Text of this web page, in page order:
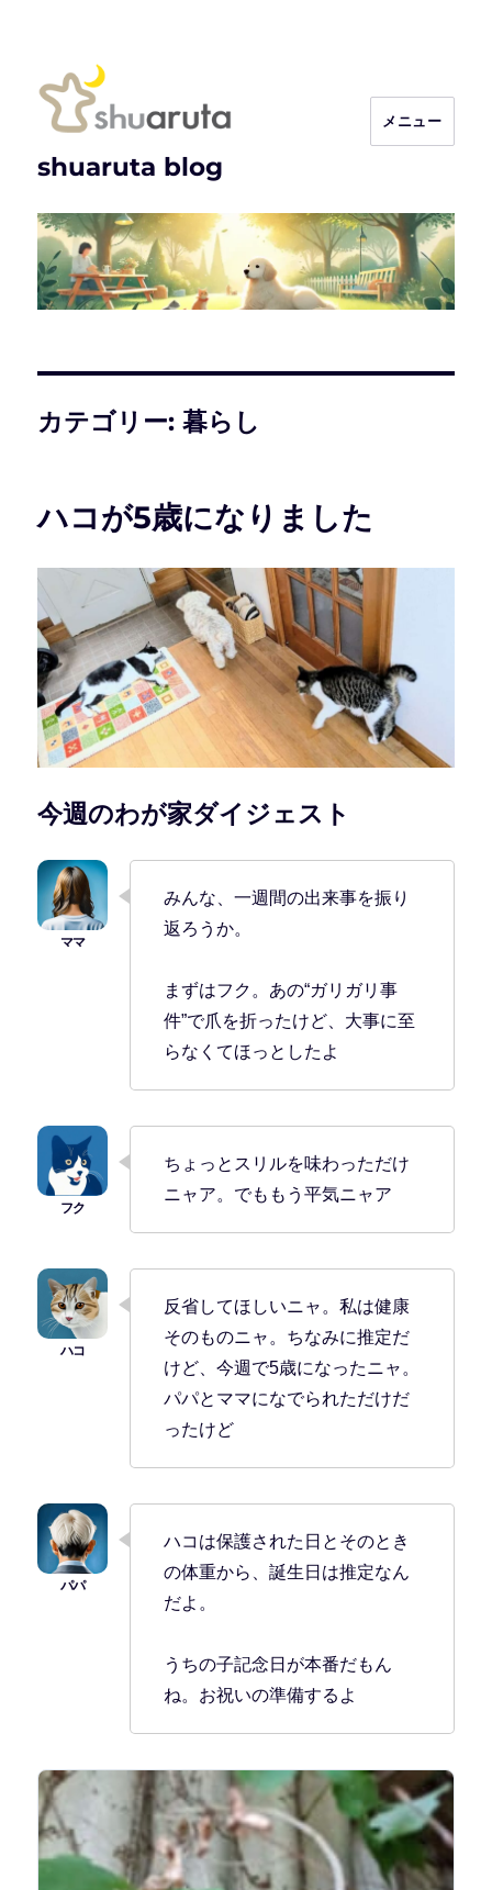
shuaruta blog
メニュー
カテゴリー:暮らし
ハコが5歳になりました
今週のわが家ダイジェスト
みんな、一週間の出来事を振り
返ろうか。
まずはフク。あの“ガリガリ事
件”で爪を折ったけど、大事に至
らなくてほっとしたよ
ちょっとスリルを味わっただけ
ニャア。でももう平気ニャア
反省してほしいニャ。私は健康
そのものニャ。ちなみに推定だ
けど、今週で5歳になったニャ。
パパとママになでられただけだ
ったけど
ハコは保護された日とそのとき
の体重から、誕生日は推定なん
だよ。
うちの子記念日が本番だもん
ね。お祝いの準備するよ